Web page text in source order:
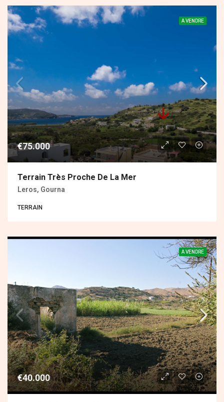
A VENDRE
€75.000
Terrain Très Proche De La Mer
Leros, Gourna
ΤERRAIN
A VENDRE
€40.000